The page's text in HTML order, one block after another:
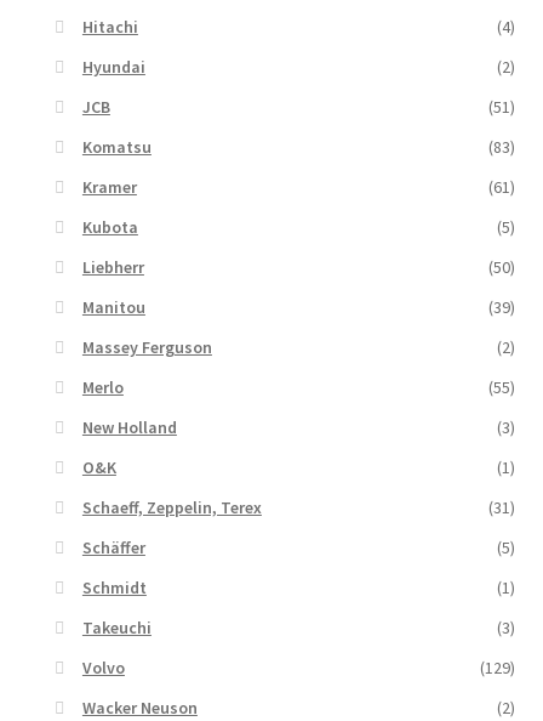
Hitachi
(4)
Hyundai
(2)
JCB
(51)
Komatsu
(83)
Kramer
(61)
Kubota
(5)
Liebherr
(50)
Manitou
(39)
Massey Ferguson
(2)
Merlo
(55)
New Holland
(3)
O&K
(1)
Schaeff, Zeppelin, Terex
(31)
Schäffer
(5)
Schmidt
(1)
Takeuchi
(3)
Volvo
(129)
Wacker Neuson
(2)